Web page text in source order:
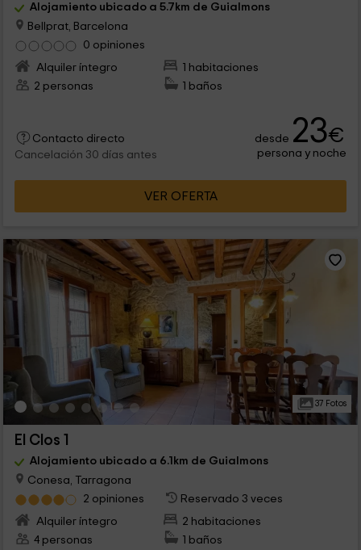
Alojamiento ubicado a 5.7km de Guialmons
Bellprat, Barcelona
0 opiniones
Alquiler íntegro
1 habitaciones
2 personas
1 baños
Contacto directo
Cancelación 30 días antes
desde 23€
persona y noche
VER OFERTA
37 Fotos
El Clos 1
Alojamiento ubicado a 6.1km de Guialmons
Conesa, Tarragona
2 opiniones
Reservado 3 veces
Alquiler íntegro
2 habitaciones
4 personas
1 baños